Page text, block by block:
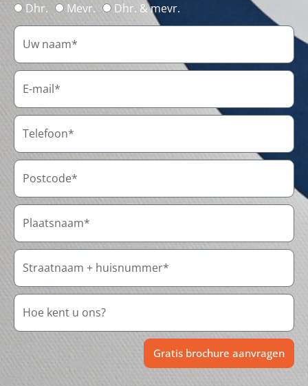
Dhr. Mevr. Dhr. & mevr.
Gratis brochure aanvragen